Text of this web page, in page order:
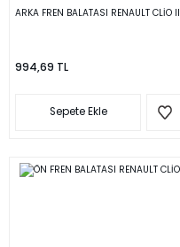
ARKA FREN BALATASI RENAULT CLİO II
994,69 TL
Sepete Ekle